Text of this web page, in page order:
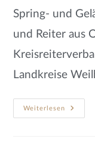
Spring- und
und Reiter aus
Landkreise
Weiterlesen